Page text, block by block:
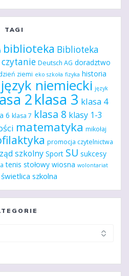
TAGI
biblioteka Biblioteka
czytanie Deutsch AG doradztwo
ziemi eko szkoła fizyka historia
język niemiecki język
2klasa 3 klasa 4
6 klasa 7 klasa 8 klasy 1-3
matematyka mikołaj
promocja czytelnictwa
szkolny Sport SU sukcesy
tenis stołowy wiosna wolontariat
świetlica szkolna